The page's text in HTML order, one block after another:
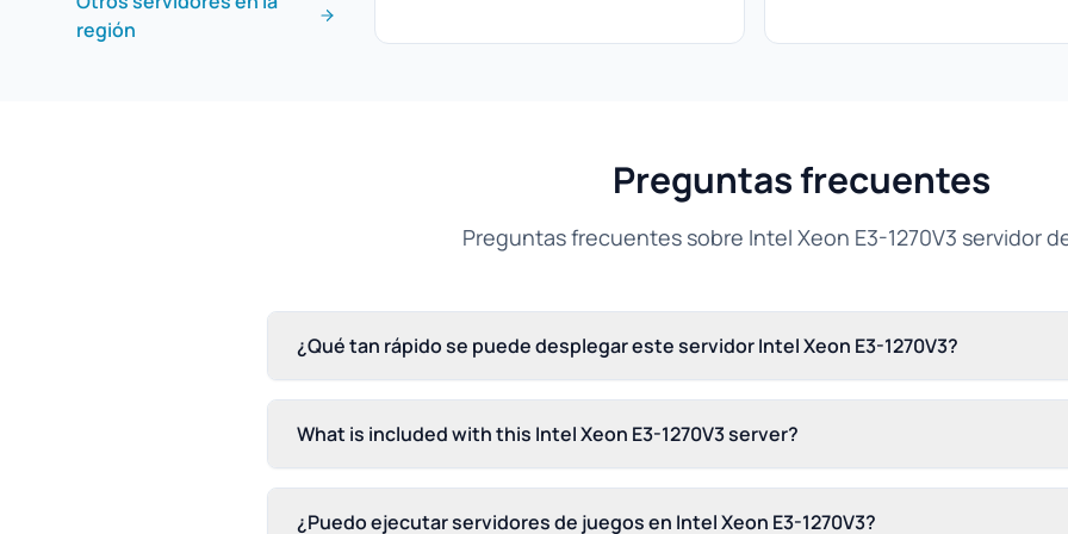
región
Preguntas frecuentes
Preguntas frecuentes sobre Intel Xeon E3-1270V3 servidor
¿Qué tan rápido se puede desplegar este servidor Intel Xeon E3-1270V3?
What is included with this Intel Xeon E3-1270V3 server?
¿Puedo ejecutar servidores de juegos en Intel Xeon E3-1270V3?